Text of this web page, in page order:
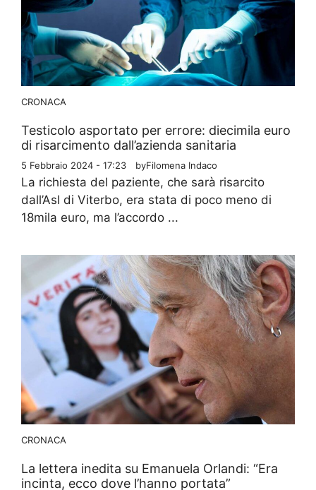
CRONACA
Testicolo asportato per errore: diecimila euro
di risarcimento dall’azienda sanitaria
5 Febbraio 2024 - 17:23 byFilomena Indaco
La richiesta del paziente, che sarà risarcito
dall’Asl di Viterbo, era stata di poco meno di
18mila euro, ma l’accordo ...
CRONACA
La lettera inedita su Emanuela Orlandi: “Era
incinta, ecco dove l’hanno portata”